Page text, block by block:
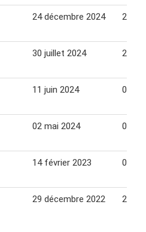
24 décembre 2024 27
30 juillet 2024 26
11 juin 2024 08
02 mai 2024 03
14 février 2023 06
29 décembre 2022 23